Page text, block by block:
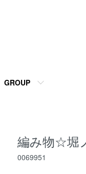
GROUP
編み物☆堀
0069951